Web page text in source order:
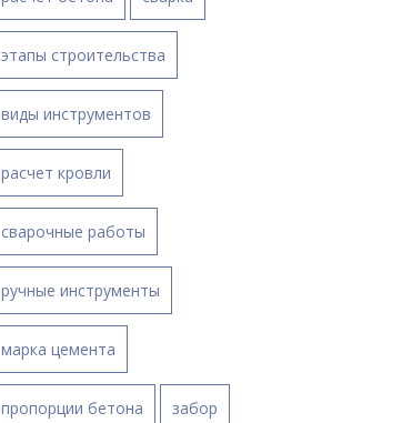
этапы строительства
виды инструментов
расчет кровли
сварочные работы
ручные инструменты
марка цемента
пропорции бетона забор